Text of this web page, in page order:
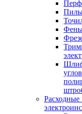
Пилы
Фены
Расходные